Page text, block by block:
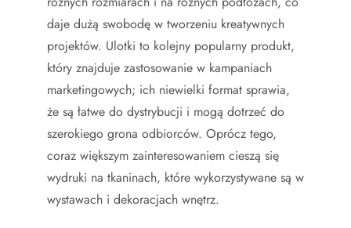
daje dużą swobodę w tworzeniu kreatywnych
projektów. Ulotki to kolejny popularny produkt,
który znajduje zastosowanie w kampaniach
marketingowych; ich niewielki format sprawia,
że są łatwe do dystrybucji i mogą dotrzeć do
szerokiego grona odbiorców. Oprócz tego,
coraz większym zainteresowaniem cieszą się
wydruki na tkaninach, które wykorzystywane są w
wystawach i dekoracjach wnętrz.